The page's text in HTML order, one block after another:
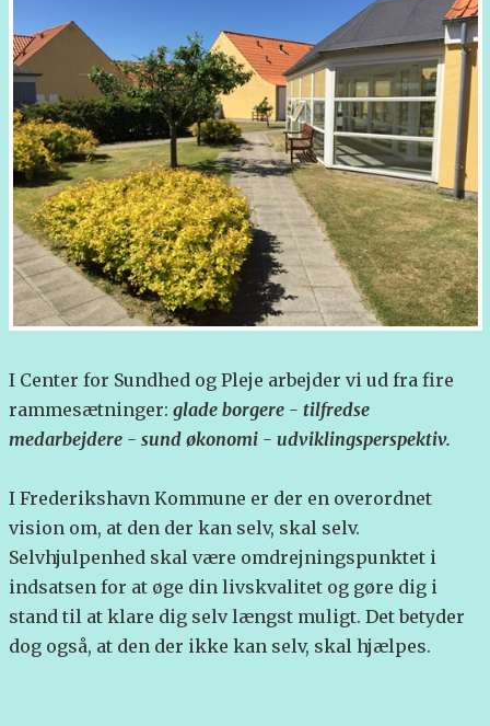
I Center for Sundhed og Pleje arbejder vi ud fra fire
rammesætninger: glade borgere - tilfredse
medarbejdere - sund økonomi - udviklingsperspektiv.
I Frederikshavn Kommune er der en overordnet
vision om, at den der kan selv, skal selv.
Selvhjulpenhed skal være omdrejningspunktet i
indsatsen for at øge din livskvalitet og gøre dig i
stand til at klare dig selv længst muligt. Det betyder
dog også, at den der ikke kan selv, skal hjælpes.